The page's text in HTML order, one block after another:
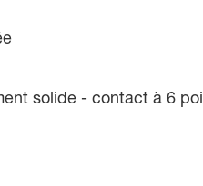
solide - contact à 6